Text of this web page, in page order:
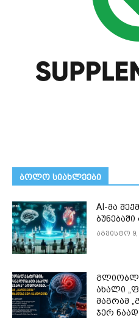
ᲑᲝᲚᲝ ᲡᲘᲐᲮᲚᲔᲔᲑᲘ
AI-მა
აგვისტო 9,
ახალი
მაგრამ
ჯერ